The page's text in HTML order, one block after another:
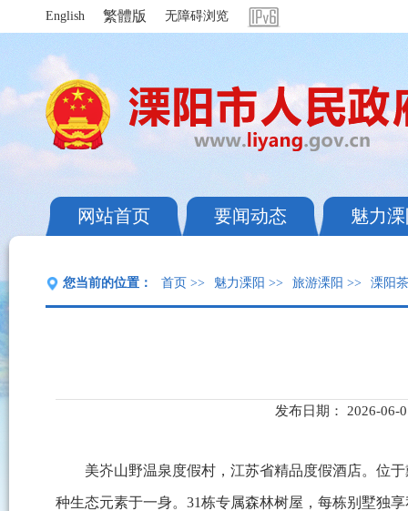
English 繁體版 无障碍浏览
网站首页 要闻动态 魅力
您当前的位置： 首页 >> 魅力溧阳 >> 旅游溧阳 >> 溧阳
发布日期： 2026-06-
美岕山野温泉度假村，江苏省精品度假酒店。位
种生态元素于一身。31栋专属森林树屋，每栋别墅独